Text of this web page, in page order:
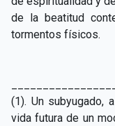
de la beatitud
tormentos físicos.
(1). Un subyugado,
vida futura de un